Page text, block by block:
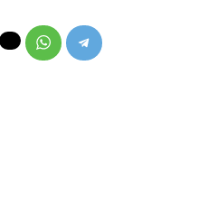
पास करना होगा। जिसमें कम